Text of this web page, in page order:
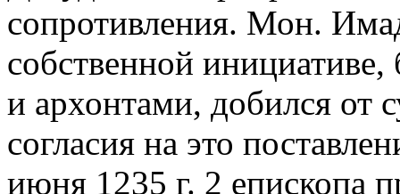
сопротивления. Мон.
собственной инициативе,
и архонтами, добился от
согласия на это
июня 1235 г. 2 епископа